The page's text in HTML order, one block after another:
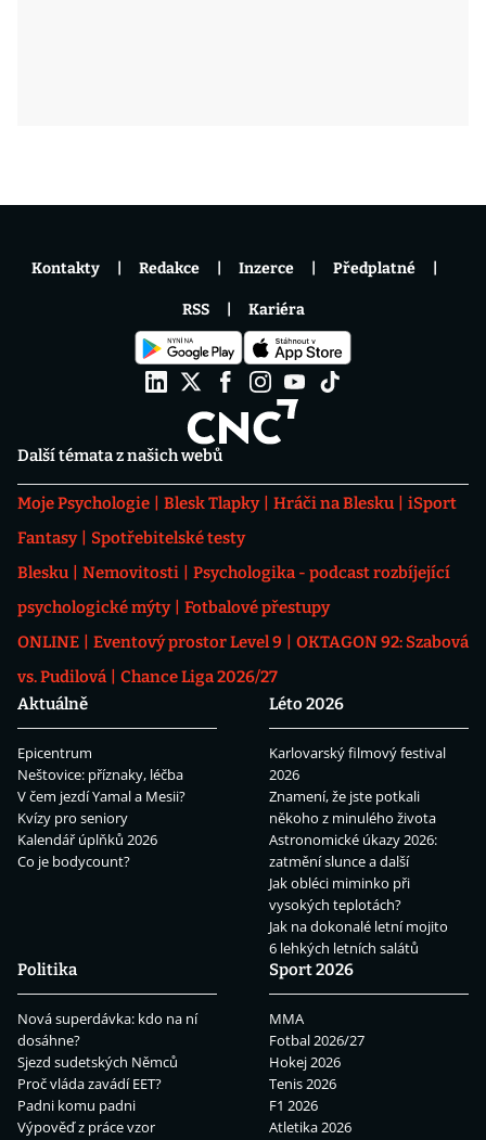
Další témata z našich webů
Moje Psychologie Blesk Tlapky Hráči na Blesku
iSport
Fantasy
Spotřebitelské testy
Blesku
Nemovitosti
Psychologika - podcast rozbíjející
psychologické mýty
Fotbalové přestupy
ONLINE
Eventový prostor Level 9
OKTAGON 92: Szabová
vs. Pudilová
Chance Liga 2026/27
Aktuálně
Epicentrum
Neštovice: příznaky, léčba
V čem jezdí Yamal a Mesii?
Kvízy pro seniory
Kalendář úplňků 2026
Co je bodycount?
Léto 2026
Karlovarský filmový festival
2026
Znamení, že jste potkali
někoho z minulého života
Astronomické úkazy 2026:
zatmění slunce a další
Jak obléci miminko při
vysokých teplotách?
Jak na dokonalé letní mojito
6 lehkých letních salátů
Politika
Nová superdávka: kdo na ní
dosáhne?
Sjezd sudetských Němců
Proč vláda zavádí EET?
Padni komu padni
Výpověď z práce vzor
Sport 2026
MMA
Fotbal 2026/27
Hokej 2026
Tenis 2026
F1 2026
Atletika 2026
Kontakty Redakce Inzerce Předplatné
RSS Kariéra